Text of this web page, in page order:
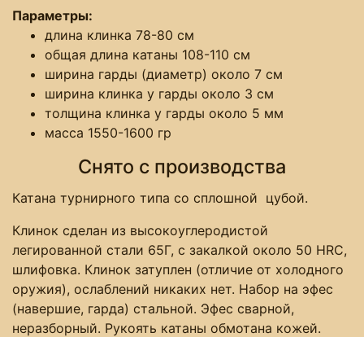
Параметры:
длина клинка 78-80 см
общая длина катаны 108-110 см
ширина гарды (диаметр) около 7 см
ширина клинка у гарды около 3 см
толщина клинка у гарды около 5 мм
масса 1550-1600 гр
Снято с производства
Катана турнирного типа со сплошной цубой.
Клинок сделан из высокоуглеродистой
легированной стали 65Г, с закалкой около 50 HRC,
шлифовка. Клинок затуплен (отличие от холодного
оружия), ослаблений никаких нет. Набор на эфес
(навершие, гарда) стальной. Эфес сварной,
неразборный. Рукоять катаны обмотана кожей.